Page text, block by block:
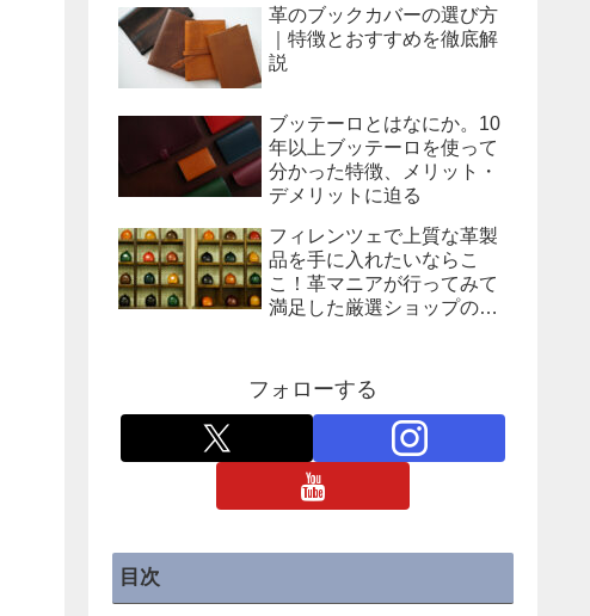
革のブックカバーの選び方
｜特徴とおすすめを徹底解
説
ブッテーロとはなにか。10
年以上ブッテーロを使って
分かった特徴、メリット・
デメリットに迫る
フィレンツェで上質な革製
品を手に入れたいならこ
こ！革マニアが行ってみて
満足した厳選ショップの紹
フォローする
目次